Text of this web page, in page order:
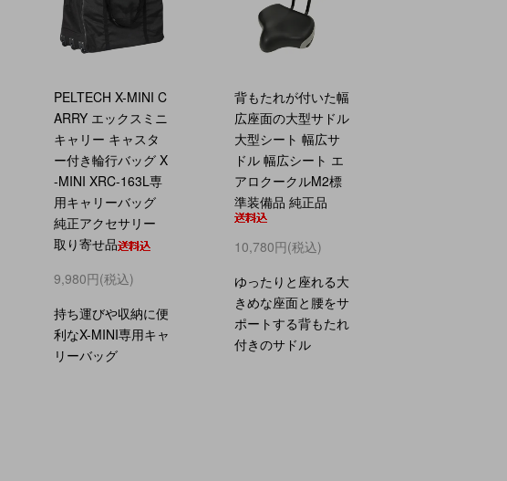
PELTECH X-MINI C
ARRY エックスミニ
キャリー キャスタ
ー付き輪行バッグ X
-MINI XRC-163L専
用キャリーバッグ
純正アクセサリー
取り寄せ品
9,980円(税込)
持ち運びや収納に便
利なX-MINI専用キャ
リーバッグ
背もたれが付いた幅
広座面の大型サドル
大型シート 幅広サ
ドル 幅広シート エ
アロクークルM2標
準装備品 純正品
10,780円(税込)
ゆったりと座れる大
きめな座面と腰をサ
ポートする背もたれ
付きのサドル